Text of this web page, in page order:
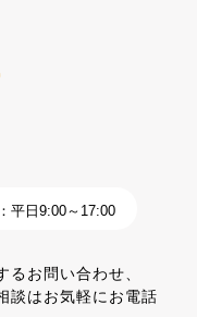
平日9:00～17:00
お問い合わせ、
談はお気軽にお電話